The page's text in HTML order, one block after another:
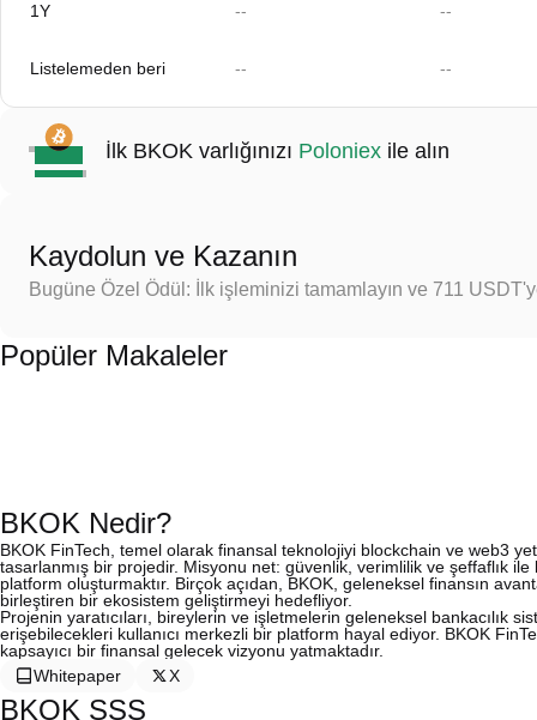
1Y -- --
Listelemeden beri -- --
İlk BKOK varlığınızı Poloniex ile alın
Kaydolun ve Kazanın
Bugüne Özel Ödül: İlk işleminizi tamamlayın ve 711
Popüler Makaleler
BKOK Nedir?
BKOK FinTech, temel olarak finansal teknolojiyi blockchain ve web3
tasarlanmış bir projedir. Misyonu net: güvenlik, verimlilik ve şeffaflık
platform oluşturmaktır. Birçok açıdan, BKOK, geleneksel finansın
birleştiren bir ekosistem geliştirmeyi hedefliyor.
Projenin yaratıcıları, bireylerin ve işletmelerin geleneksel bankacılık
erişebilecekleri kullanıcı merkezli bir platform hayal ediyor. BKOK
kapsayıcı bir finansal gelecek vizyonu yatmaktadır.
Whitepaper
X
BKOK SSS